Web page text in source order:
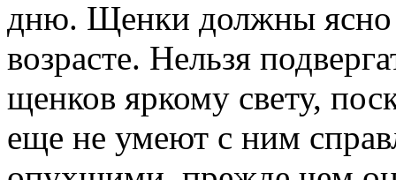
дню. Щенки должны ясно
возрасте. Нельзя
щенков яркому свету,
еще не умеют с ним